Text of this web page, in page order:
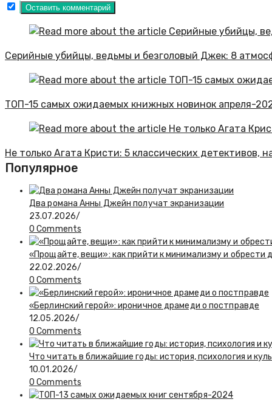
Серийные убийцы, ведьмы и безголовый Джек: 8
ТОП-15 самых ожидаемых книжных новинок апреля-
Не только Агата Кристи: 5 классических детективов,
Популярное
Два романа Анны Джейн получат экранизации
23.07.2026/
0 Comments
«Прощайте, вещи»: как прийти к минимализму и обрести
22.02.2026/
0 Comments
«Берлинский герой»: ироничное драмеди о постправде
12.05.2026/
0 Comments
Что читать в ближайшие годы: история, психология и
10.01.2026/
0 Comments